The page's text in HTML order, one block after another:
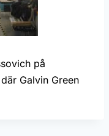
på
Galvin Green